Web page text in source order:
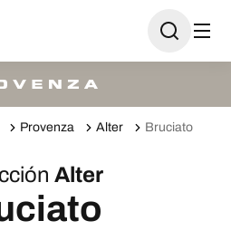
Provenza Alter Bruciato
Alter